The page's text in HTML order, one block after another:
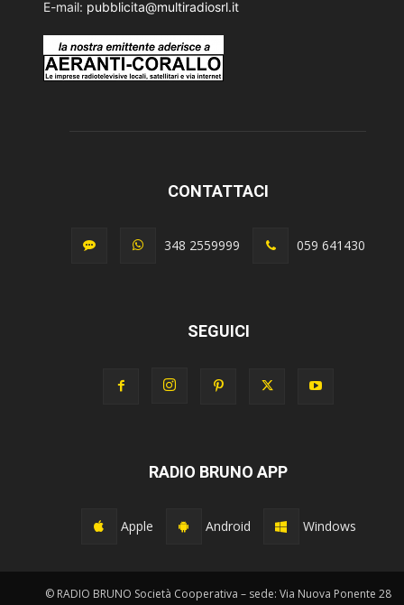
E-mail: pubblicita@multiradiosrl.it
CONTATTACI
348 2559999 059 641430
SEGUICI
RADIO BRUNO APP
Apple Android Windows
© RADIO BRUNO Società Cooperativa – sede: Via Nuova Ponente 28